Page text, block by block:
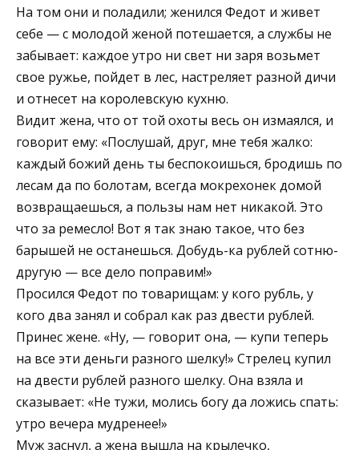
На том они и поладили; женился Федот и живет
себе — с молодой женой потешается, а службы не
забывает: каждое утро ни свет ни заря возьмет
свое ружье, пойдет в лес, настреляет разной дичи
и отнесет на королевскую кухню.
Видит жена, что от той охоты весь он измаялся, и
говорит ему: «Послушай, друг, мне тебя жалко:
каждый божий день ты беспокоишься, бродишь по
лесам да по болотам, всегда мокрехонек домой
возвращаешься, а пользы нам нет никакой. Это
что за ремесло! Вот я так знаю такое, что без
барышей не останешься. Добудь-ка рублей сотню-
другую — все дело поправим!»
Просился Федот по товарищам: у кого рубль, у
кого два занял и собрал как раз двести рублей.
Принес жене. «Ну, — говорит она, — купи теперь
на все эти деньги разного шелку!» Стрелец купил
на двести рублей разного шелку. Она взяла и
сказывает: «Не тужи, молись богу да ложись спать:
утро вечера мудренее!»
Муж заснул, а жена вышла на крылечко,